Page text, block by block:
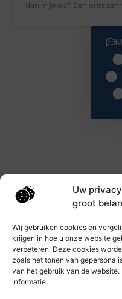
Uw
groot
Wij gebruiken cookies en
krijgen in hoe u onze website
verbeteren. Deze cookies
zoals het tonen van
van het gebruik van de website.
informatie.
dan in je op? Een
Main Links
Dagelijks
Artikelen vol kennis,